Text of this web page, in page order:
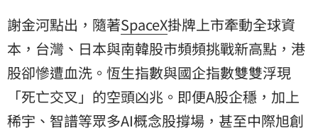
謝金河點出，隨著SpaceX掛牌上市牽動全球資
本，台灣、日本與南韓股市頻頻挑戰新高點，港
股卻慘遭血洗。恆生指數與國企指數雙雙浮現
「死亡交叉」的空頭凶兆。即便A股企穩，加上
稀宇、智譜等眾多AI概念股撐場，甚至中際旭創